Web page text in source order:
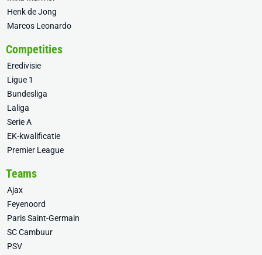
Henk de Jong
Marcos Leonardo
Competities
Eredivisie
Ligue 1
Bundesliga
Laliga
Serie A
EK-kwalificatie
Premier League
Teams
Ajax
Feyenoord
Paris Saint-Germain
SC Cambuur
PSV